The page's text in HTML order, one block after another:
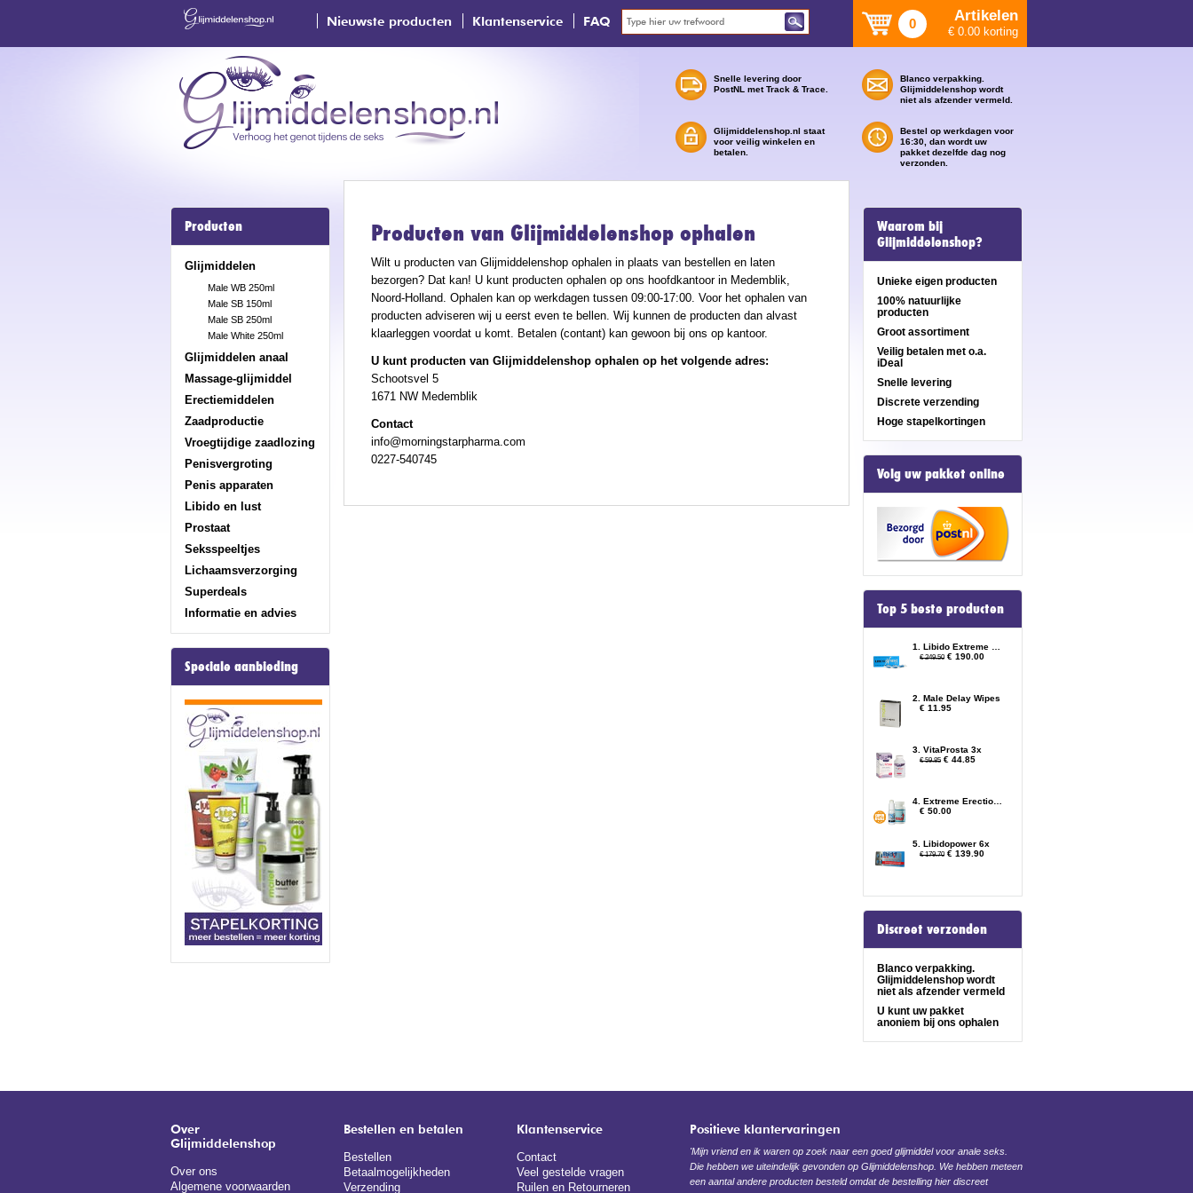
Nieuwste producten Klantenservice FAQ 0 Artikelen
€ 0.00 korting
Snelle levering door
PostNL met Track & Trace.
Glijmiddelenshop.nl staat
voor veilig winkelen en
betalen.
Blanco verpakking.
Glijmiddelenshop wordt
niet als afzender vermeld.
Bestel op werkdagen voor
16:30, dan wordt uw
pakket dezelfde dag nog
verzonden.
Producten
Glijmiddelen
Male WB 250ml
Male SB 150ml
Male SB 250ml
Male White 250ml
Glijmiddelen anaal
Massage-glijmiddel
Erectiemiddelen
Zaadproductie
Vroegtijdige zaadlozing
Penisvergroting
Penis apparaten
Libido en lust
Prostaat
Seksspeeltjes
Lichaamsverzorging
Superdeals
Informatie en advies
Speciale aanbieding
Producten van Glijmiddelenshop ophalen
Wilt u producten van Glijmiddelenshop ophalen in plaats van bestellen en laten
bezorgen? Dat kan! U kunt producten ophalen op ons hoofdkantoor in Medemblik,
Noord-Holland. Ophalen kan op werkdagen tussen 09:00-17:00. Voor het ophalen van
producten adviseren wij u eerst even te bellen. Wij kunnen de producten dan alvast
klaarleggen voordat u komt. Betalen (contant) kan gewoon bij ons op kantoor.
U kunt producten van Glijmiddelenshop ophalen op het volgende adres:
Schootsvel 5
1671 NW Medemblik
Contact
info@morningstarpharma.com
0227-540745
Waarom bij
Glijmiddelenshop?
Unieke eigen producten
100% natuurlijke
producten
Groot assortiment
Veilig betalen met o.a.
iDeal
Snelle levering
Discrete verzending
Hoge stapelkortingen
Volg uw pakket online
Top 5 beste producten
€ 249.50 € 190.00
2. Male Delay Wipes
€ 11.95
3. VitaProsta 3x
€ 59.85 € 44.85
€ 50.00
5. Libidopower 6x
€ 179.70 € 139.90
Discreet verzonden
Blanco verpakking.
Glijmiddelenshop wordt
niet als afzender vermeld
U kunt uw pakket
anoniem bij ons ophalen
Over
Glijmiddelenshop
Over ons
Algemene voorwaarden
Bestellen en betalen
Bestellen
Betaalmogelijkheden
Verzending
Klantenservice
Contact
Veel gestelde vragen
Ruilen en Retourneren
Positieve klantervaringen
'Mijn vriend en ik waren op zoek naar een goed glijmiddel voor anale seks.
Die hebben we uiteindelijk gevonden op Glijmiddelenshop. We hebben meteen
een aantal andere producten besteld omdat de bestelling hier discreet